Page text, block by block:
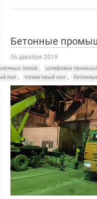
Бетонные
06 декабря 2019
полов , шлифовка
пол , топинговый пол ,